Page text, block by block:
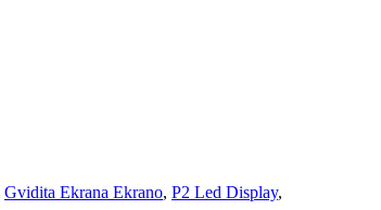
Gvidita Ekrana Ekrano, P2 Led Display,